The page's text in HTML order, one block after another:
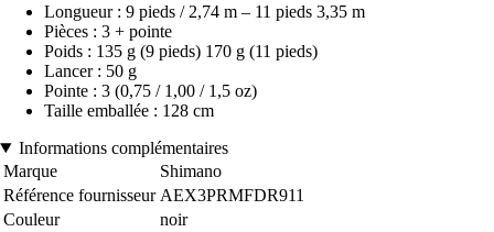
Longueur : 9 pieds / 2,74 m – 11 pieds 3,35 m
Pièces : 3 + pointe
Poids : 135 g (9 pieds) 170 g (11 pieds)
Lancer : 50 g
Pointe : 3 (0,75 / 1,00 / 1,5 oz)
Taille emballée : 128 cm
Informations complémentaires
Marque
Shimano
Référence fournisseur AEX3PRMFDR911
Couleur
noir